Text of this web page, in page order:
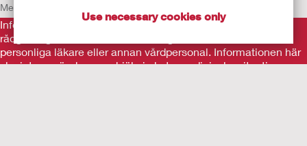
Use necessary cookies only
Meddelande till Visselblåsare
Informationen som finns här är inte avsedd som medicinsk
rådgivning och är inte en ersättning för de råd du får av din
personliga läkare eller annan vårdpersonal. Informationen här
ska inte användas som hjälp i akuta medicinska situationer.